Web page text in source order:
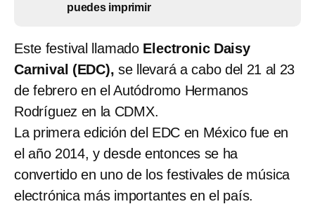
puedes imprimir
Este festival llamado Electronic Daisy
Carnival (EDC), se llevará a cabo del 21 al 23
de febrero en el Autódromo Hermanos
Rodríguez en la CDMX.
La primera edición del EDC en México fue en
el año 2014, y desde entonces se ha
convertido en uno de los festivales de música
electrónica más importantes en el país.